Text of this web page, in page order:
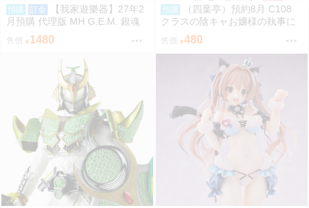
預購 訂金
【我家遊樂器】27年2
月預購 代理版 MH G.E.M. 銀魂
坂田銀時 攘夷志士
1480
預購
（四葉亭）預約8月 C108
クラスの陰キャお嬢様の執事に
なりました10 ひづき夜宵
480